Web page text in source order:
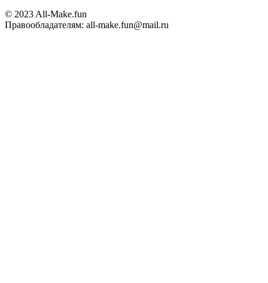
© 2023 All-Make.fun
Правообладателям: all-make.fun@mail.ru